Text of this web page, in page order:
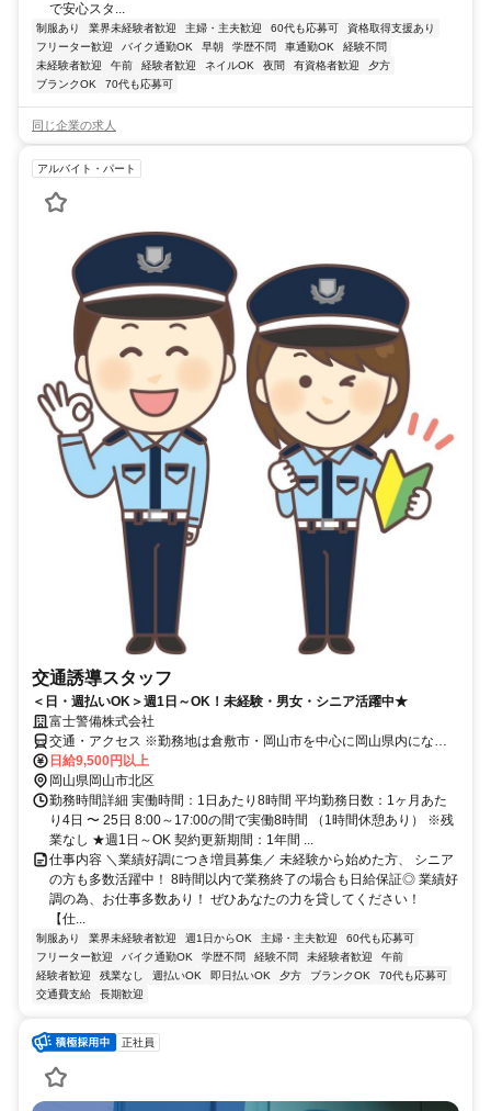
で安心スタ...
制服あり 業界未経験者歓迎 主婦・主夫歓迎 60代も応募可
資格取得支援あり
フリーター歓迎
バイク通勤OK 早朝 学歴不問 車通勤OK
経験不問
未経験者歓迎
午前 経験者歓迎 ネイルOK 夜間 有資格者歓迎
夕方
ブランクOK
70代も応募可
同じ企業の求人
アルバイト・パート
交通誘導スタッフ
＜日・週払いOK＞週1日～OK！未経験・男女・シニア活躍中★
富士警備株式会社
交通・アクセス ※勤務地は倉敷市・岡山市を中心に岡山県内になり
ます
日給9,500円以上
岡山県岡山市北区
勤務時間詳細 実働時間：1日あたり8時間 平均勤務日数：1ヶ月あた
り4日 〜 25日 8:00～17:00の間で実働8時間 （1時間休憩あり） ※残
業なし ★週1日～OK 契約更新期間：1年間 ...
仕事内容 ＼業績好調につき増員募集／ 未経験から始めた方、 シニア
の方も多数活躍中！ 8時間以内で業務終了の場合も日給保証◎ 業績好
調の為、お仕事多数あり！ ぜひあなたの力を貸してください！
【仕...
制服あり 業界未経験者歓迎 週1日からOK 主婦・主夫歓迎
60代も応募可
フリーター歓迎
バイク通勤OK 学歴不問 経験不問 未経験者歓迎
午前
経験者歓迎
残業なし 週払いOK 即日払いOK 夕方 ブランクOK
70代も応募可
交通費支給
長期歓迎
正社員